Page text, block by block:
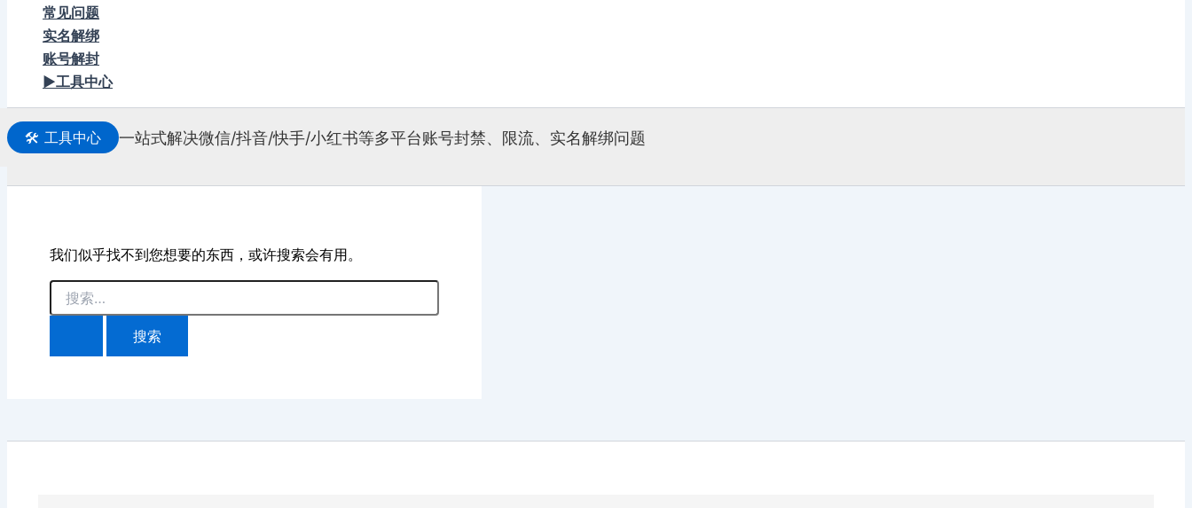
常见问题
实名解绑
账号解封
▶工具中心
🛠️ 工具中心 一站式解决微信/抖音/快手/小红书等多平台账号封禁、限流、实名解绑问题
我们似乎找不到您想要的东西，或许搜索会有用。
搜
索：